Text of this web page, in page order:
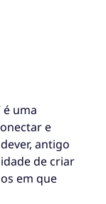
é uma
e
antigo
de criar
em que